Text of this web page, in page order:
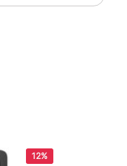
12%